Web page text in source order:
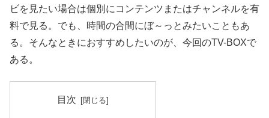
ビを見たい場合は個別にコンテンツまたはチャンネルを有
料で見る。でも、時間の合間にぼ～っとみたいこともあ
る。そんなときにおすすめしたいのが、今回のTV-BOXで
ある。
目次